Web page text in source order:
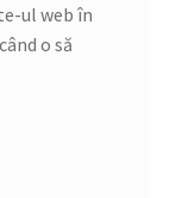
ul web în
o să